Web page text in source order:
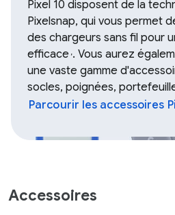
Pixel 10 disposent de la
Pixelsnap, qui vous permet
des chargeurs sans fil pour
efficace ,. Vous aurez
une vaste gamme
socles, poignées,
Parcourir les accessoires
Accessoires